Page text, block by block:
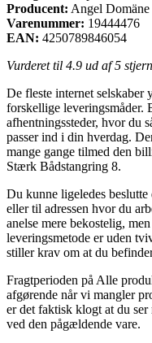
Producent: Angel Domäne
Varenummer: 19444476
EAN: 4250789846054
Vurderet til 4.9 ud af 5
De fleste internet selskaber
forskellige leveringsmåder.
afhentningssteder, hvor du
passer ind i din hverdag.
mange gange tilmed den
Stærk Bådstangring 8.
Du kunne ligeledes
eller til adressen hvor du
anelse mere bekostelig,
leveringsmetode er uden
stiller krav om at du
Fragtperioden på Alle
afgørende når vi mangler
er det faktisk klogt at du
ved den pågældende vare.